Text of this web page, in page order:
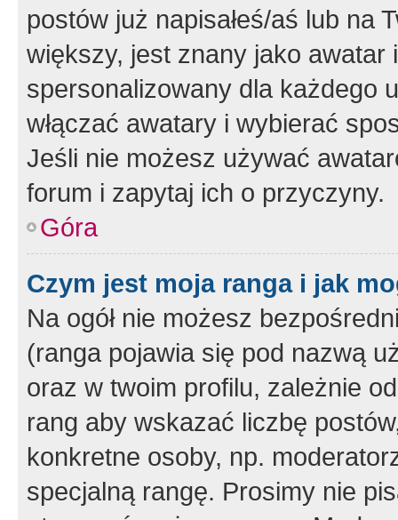
postów już napisałeś/aś lub na
większy, jest znany jako
spersonalizowany dla każdego
włączać awatary i wybierać
Jeśli nie możesz używać
forum i zapytaj ich o przyczyny.
Góra
Czym jest moja ranga i jak
Na ogół nie możesz
(ranga pojawia się pod nazwą
oraz w twoim profilu, zależnie
rang aby wskazać liczbę
konkretne osoby, np.
specjalną rangę. Prosimy nie